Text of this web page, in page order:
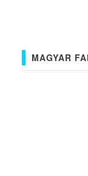
MAGYAR